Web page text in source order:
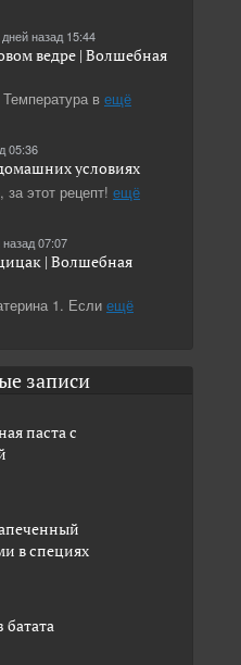
назад 15:44
в ещё
ведре | Волшебная
05:36
этот рецепт! ещё
условиях
07:07
1. Если ещё
| Волшебная
записи
паста с
в специях